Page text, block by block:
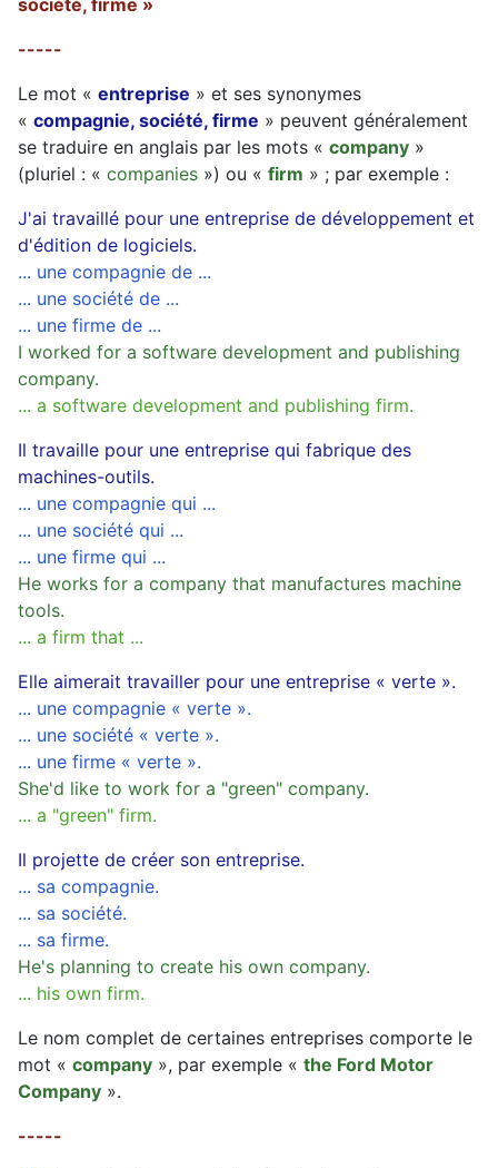
société, firme »
-----
Le mot « entreprise » et ses synonymes
« compagnie, société, firme » peuvent généralement
se traduire en anglais par les mots « company »
(pluriel : « companies ») ou « firm » ; par exemple :
J'ai travaillé pour une entreprise de développement et
d'édition de logiciels.
... une compagnie de ...
... une société de ...
... une firme de ...
I worked for a software development and publishing
company.
... a software development and publishing firm.
Il travaille pour une entreprise qui fabrique des
machines-outils.
... une compagnie qui ...
... une société qui ...
... une firme qui ...
He works for a company that manufactures machine
tools.
... a firm that ...
Elle aimerait travailler pour une entreprise « verte ».
... une compagnie « verte ».
... une société « verte ».
... une firme « verte ».
She'd like to work for a "green" company.
... a "green" firm.
Il projette de créer son entreprise.
... sa compagnie.
... sa société.
... sa firme.
He's planning to create his own company.
... his own firm.
Le nom complet de certaines entreprises comporte le
mot « company », par exemple « the Ford Motor
Company ».
-----